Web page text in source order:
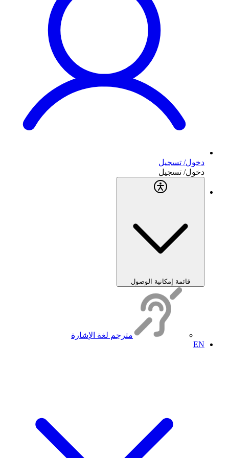
دخول/ تسجيل
دخول/ تسجيل
قائمة إمكانية الوصول
مترجم لغة الإشارة
EN